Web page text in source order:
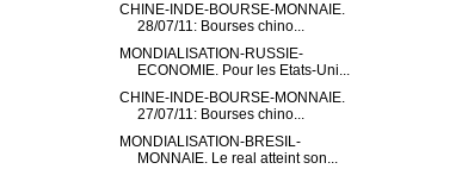
CHINE-INDE-BOURSE-MONNAIE.
28/07/11: Bourses chino...
MONDIALISATION-RUSSIE-
ECONOMIE. Pour les Etats-Uni...
CHINE-INDE-BOURSE-MONNAIE.
27/07/11: Bourses chino...
MONDIALISATION-BRESIL-
MONNAIE. Le real atteint son...